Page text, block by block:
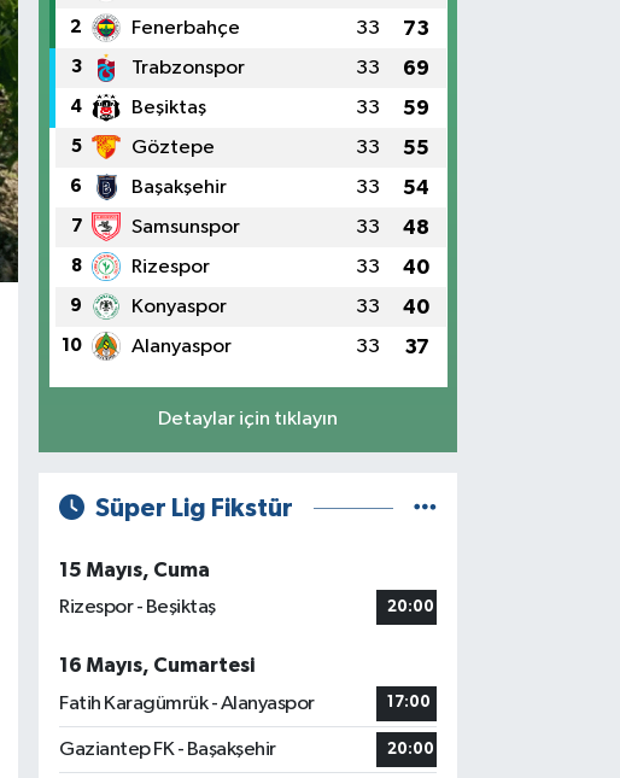
2 Fenerbahçe 33 73
3 Trabzonspor 33 69
4 Beşiktaş 33 59
5 Göztepe 33 55
6 Başakşehir 33 54
7 Samsunspor 33 48
8 Rizespor 33 40
9 Konyaspor 33 40
10 Alanyaspor 33 37
Detaylar için tıklayın
Süper Lig Fikstür
15 Mayıs, Cuma
Rizespor - Beşiktaş
20:00
16 Mayıs, Cumartesi
Fatih Karagümrük - Alanyaspor
17:00
Gaziantep FK - Başakşehir 20:00